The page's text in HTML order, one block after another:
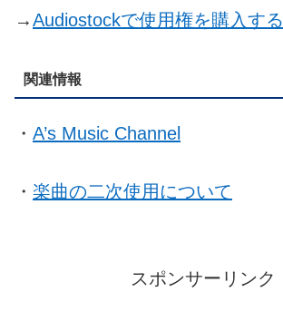
→Audiostockで使用権を購入する
関連情報
・ A’s Music Channel
・ 楽曲の二次使用について
スポンサーリンク